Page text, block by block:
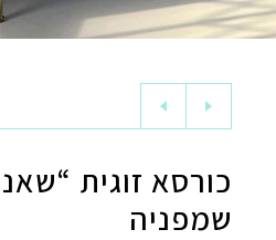
כורסא זוגית
שמפניה